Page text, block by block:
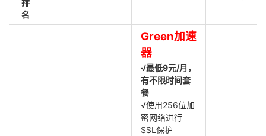
排
名
Green加速
器
√最低9元/月，
有不限时间套
餐
√使用256位加
密网络进行
SSL保护